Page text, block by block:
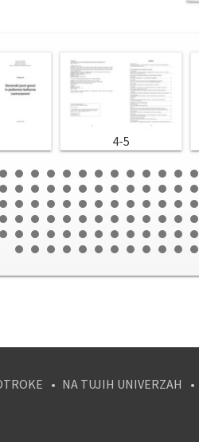
4-5
NA TUJIH UNIVERZAH